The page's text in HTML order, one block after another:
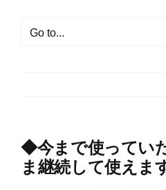
Go to...
◆今まで使ってい
ま継続して使えま